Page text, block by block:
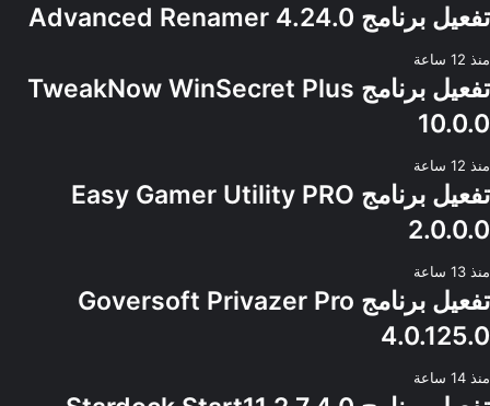
تفعيل برنامج Advanced Renamer 4.24.0
منذ 12 ساعة
تفعيل برنامج TweakNow WinSecret Plus
10.0.0
منذ 12 ساعة
تفعيل برنامج Easy Gamer Utility PRO
2.0.0.0
منذ 13 ساعة
تفعيل برنامج Goversoft Privazer Pro
4.0.125.0
منذ 14 ساعة